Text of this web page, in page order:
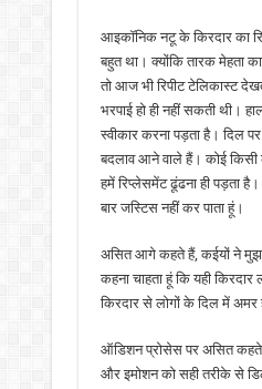
आइकॉनिक नटू के किरदार का
बहुत था। क्योंकि तारक मेहता
तो आज भी रिपीट टेलिकास्ट
भरपाई हो ही नहीं सकती थी।
स्वीकार करना पड़ता है। दिल
बदलाव आने वाले हैं। कोई किसी
हमें रिप्लेसमेंट ढूंढना ही पड़ता
बार जस्टिस नहीं कर पाता हूं।
असित आगे कहते हैं, कईयों ने मुझसे
कहना चाहता हूं कि यही
किरदार से लोगों के दिल में
ऑडिशन प्रोसेस पर असित कहते
और इमोशन को सही तरीके से